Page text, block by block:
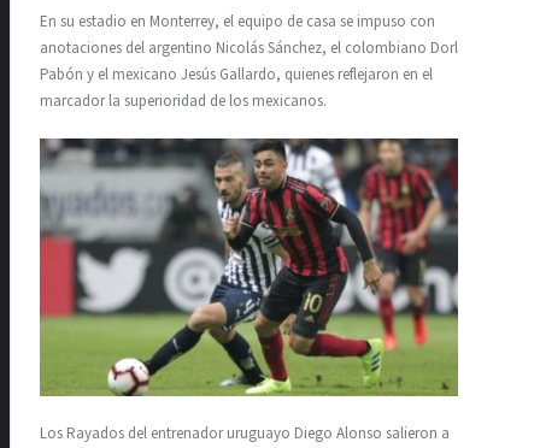
En su estadio en Monterrey, el equipo de casa se impuso con
anotaciones del argentino Nicolás Sánchez, el colombiano Dorlan
Pabón y el mexicano Jesús Gallardo, quienes reflejaron en el
marcador la superioridad de los mexicanos.
Los Rayados del entrenador uruguayo Diego Alonso salieron a